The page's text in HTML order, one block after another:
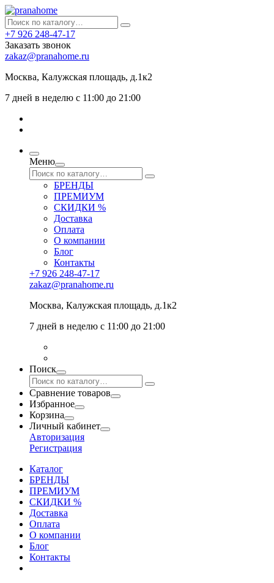
+7 926 248-47-17
Заказать звонок
zakaz@pranahome.ru
Москва, Калужская площадь, д.1к2
7 дней в неделю с 11:00 до 21:00
Меню
БРЕНДЫ
ПРЕМИУМ
СКИДКИ %
Доставка
Оплата
О компании
Блог
Контакты
+7 926 248-47-17
zakaz@pranahome.ru
Москва, Калужская площадь, д.1к2
7 дней в неделю с 11:00 до 21:00
Поиск
Сравнение товаров
Избранное
Корзина
Личный кабинет
Авторизация
Регистрация
Каталог
БРЕНДЫ
ПРЕМИУМ
СКИДКИ %
Доставка
Оплата
О компании
Блог
Контакты